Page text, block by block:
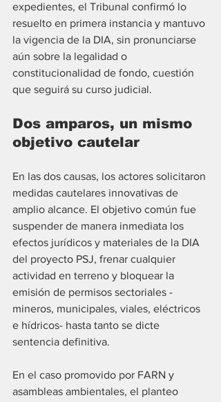
expedientes, el Tribunal confirmó lo
resuelto en primera instancia y mantuvo
la vigencia de la DIA, sin pronunciarse
aún sobre la legalidad o
constitucionalidad de fondo, cuestión
que seguirá su curso judicial.
Dos amparos, un mismo
objetivo cautelar
En las dos causas, los actores solicitaron
medidas cautelares innovativas de
amplio alcance. El objetivo común fue
suspender de manera inmediata los
efectos jurídicos y materiales de la DIA
del proyecto PSJ, frenar cualquier
actividad en terreno y bloquear la
emisión de permisos sectoriales -
mineros, municipales, viales, eléctricos
e hídricos- hasta tanto se dicte
sentencia definitiva.
En el caso promovido por FARN y
asambleas ambientales, el planteo